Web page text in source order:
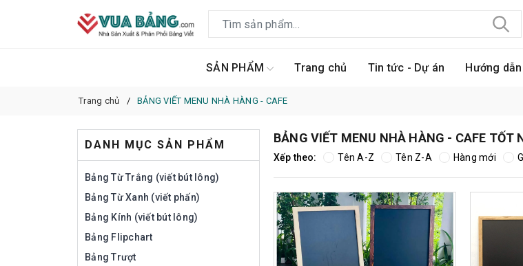
SẢN PHẨM Trang chủ Tin tức - Dự án Hướng
Trang chủ BẢNG VIẾT MENU NHÀ HÀNG - CAFE
DANH MỤC SẢN PHẨM
Bảng Từ Trắng (viết bút lông)
Bảng Từ Xanh (viết phấn)
Bảng Kính (viết bút lông)
Bảng Flipchart
Bảng Trượt
BẢNG VIẾT MENU NHÀ HÀNG - CAFE TỐT
Xếp theo: Tên A-Z Tên Z-A Hàng mới